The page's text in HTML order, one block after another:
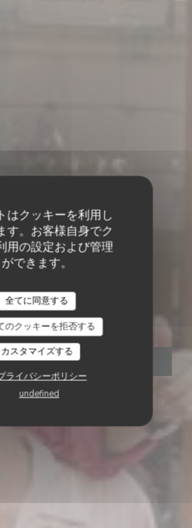
はクッキーを利用し
す。お客様自身でク
用の設定および管理
ができます。
全てに同意する
のクッキーを拒否する
カスタマイズする
ライバシーポリシー
undefined
Pradel
予約